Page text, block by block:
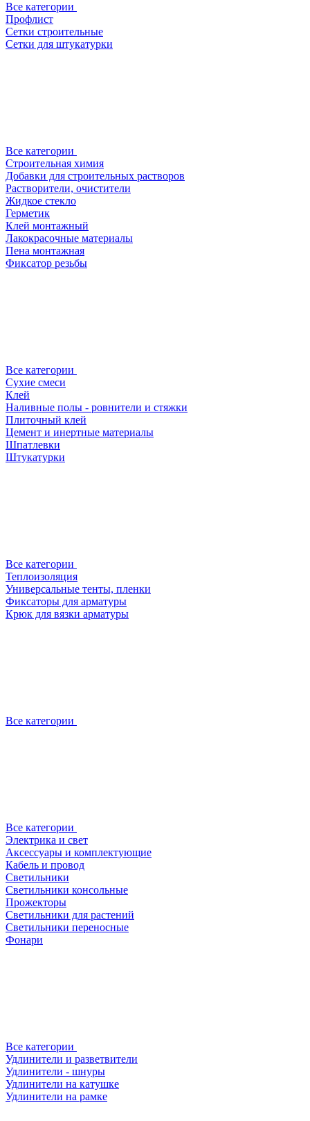
Все категории
Профлист
Сетки строительные
Сетки для штукатурки
Все категории
Строительная химия
Добавки для строительных растворов
Растворители, очистители
Жидкое стекло
Герметик
Клей монтажный
Лакокрасочные материалы
Пена монтажная
Фиксатор резьбы
Все категории
Сухие смеси
Клей
Наливные полы - ровнители и стяжки
Плиточный клей
Цемент и инертные материалы
Шпатлевки
Штукатурки
Все категории
Теплоизоляция
Универсальные тенты, пленки
Фиксаторы для арматуры
Крюк для вязки арматуры
Все категории
Все категории
Электрика и свет
Аксессуары и комплектующие
Кабель и провод
Светильники
Светильники консольные
Прожекторы
Светильники для растений
Светильники переносные
Фонари
Все категории
Удлинители и разветвители
Удлинители - шнуры
Удлинители на катушке
Удлинители на рамке